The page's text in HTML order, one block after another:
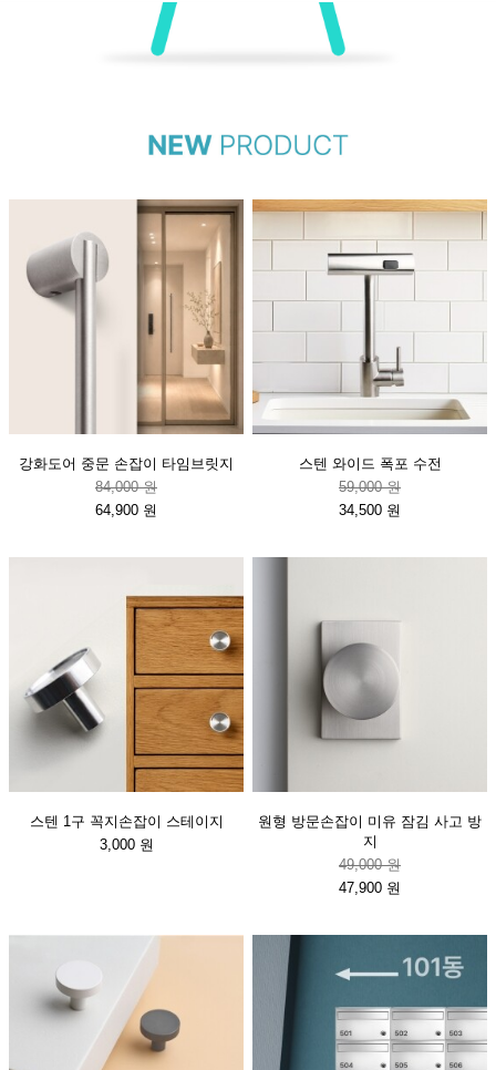
강화도어 중문 손잡이 타임브릿지
84,000 원
64,900 원
스텐 와이드 폭포 수전
59,000 원
34,500 원
스텐 1구 꼭지손잡이 스테이지
3,000 원
원형 방문손잡이 미유 잠김 사고 방
지
49,000 원
47,900 원